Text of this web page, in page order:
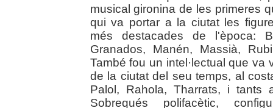
musical gironina de les primeres
qui va portar a la ciutat les
més destacades de l'època:
Granados, Manén, Massià,
També fou un intel·lectual que
de la ciutat del seu temps, al
Palol, Rahola, Tharrats, i tants
Sobrequés polifacètic,